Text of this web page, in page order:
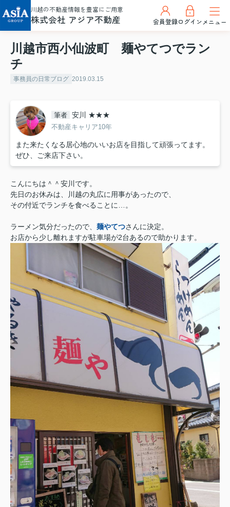
川越の不動産情報を豊富にご用意
株式会社 アジア不動産 会員登録ログインメニュー
川越市西小仙波町 麺やてつでラン
チ
事務員の日常ブログ 2019.03.15
筆者 安川 ★★★
不動産キャリア10年
また来たくなる居心地のいいお店を目指して頑張ってます。
ぜひ、ご来店下さい。
こんにちは＾＾安川です。
先日のお休みは、川越の丸広に用事があったので、
その付近でランチを食べることに…。
ラーメン気分だったので、 麺やてつさんに決定。
お店から少し離れますが駐車場が2台あるので助かります。